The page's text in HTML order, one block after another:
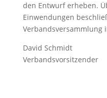
den Entwurf erheben.
Einwendungen
Verbandsversammlung
David Schmidt
Verbandsvorsitzender